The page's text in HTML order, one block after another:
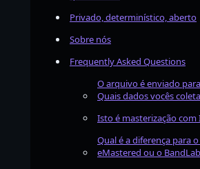
Privado, determinístico, aberto
Sobre nós
Frequently Asked Questions
O arquivo é enviado
Quais dados vocês
Isto é masterização com
Qual é a diferença para o
eMastered ou o